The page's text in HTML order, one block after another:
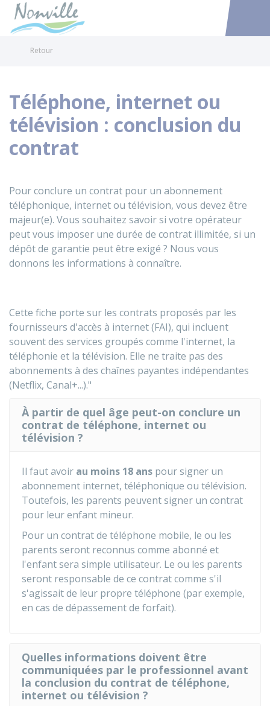
Accéder
Retour
Téléphone, internet ou
télévision : conclusion du
contrat
Pour conclure un contrat pour un abonnement
téléphonique, internet ou télévision, vous devez être
majeur(e). Vous souhaitez savoir si votre opérateur
peut vous imposer une durée de contrat illimitée, si un
dépôt de garantie peut être exigé ? Nous vous
donnons les informations à connaître.
Cette fiche porte sur les contrats proposés par les
fournisseurs d'accès à internet (FAI), qui incluent
souvent des services groupés comme l'internet, la
téléphonie et la télévision. Elle ne traite pas des
abonnements à des chaînes payantes indépendantes
(Netflix, Canal+...)."
À partir de quel âge peut-on conclure un
contrat de téléphone, internet ou
télévision ?
Il faut avoir au moins 18 ans pour signer un
abonnement internet, téléphonique ou télévision.
Toutefois, les parents peuvent signer un contrat
pour leur enfant mineur.
Pour un contrat de téléphone mobile, le ou les
parents seront reconnus comme abonné et
l'enfant sera simple utilisateur. Le ou les parents
seront responsable de ce contrat comme s'il
s'agissait de leur propre téléphone (par exemple,
en cas de dépassement de forfait).
Quelles informations doivent être
communiquées par le professionnel avant
la conclusion du contrat de téléphone,
internet ou télévision ?